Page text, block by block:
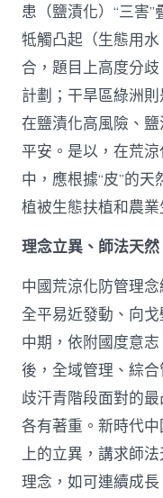
患（鹽漬化）“三害
牴觸凸起（生態用
合，題目上高度分
計劃；干旱區綠洲
在鹽漬化高風險、
平安。是以，在荒
中，應根據“皮”的
植被生態扶植和農業
理念立異、師法天然
中國荒涼化防管理
全平易近發動、向
中期，依附國度意
後，全域管理、綜
歧汗青階段面對的
各有著重。新時代
上的立異，講求師
理念，如可連續成長